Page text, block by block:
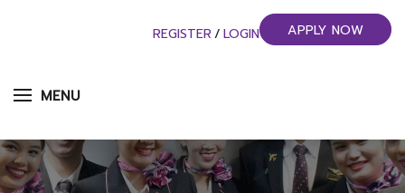
MENU
REGISTER / LOGIN APPLY NOW